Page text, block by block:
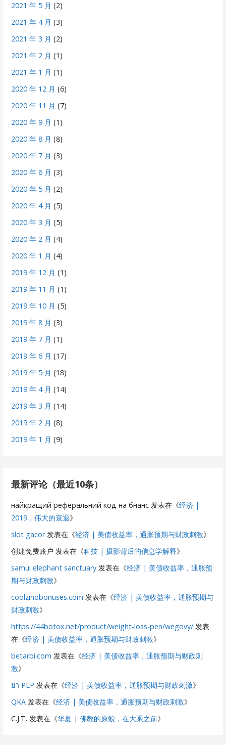
2021 年 5 月 (2)
2021 年 4 月 (3)
2021 年 3 月 (2)
2021 年 2 月 (1)
2021 年 1 月 (1)
2020 年 12 月 (6)
2020 年 11 月 (7)
2020 年 9 月 (1)
2020 年 8 月 (8)
2020 年 7 月 (3)
2020 年 6 月 (3)
2020 年 5 月 (2)
2020 年 4 月 (5)
2020 年 3 月 (5)
2020 年 2 月 (4)
2020 年 1 月 (4)
2019 年 12 月 (1)
2019 年 11 月 (1)
2019 年 10 月 (5)
2019 年 8 月 (3)
2019 年 7 月 (1)
2019 年 6 月 (17)
2019 年 5 月 (18)
2019 年 4 月 (14)
2019 年 3 月 (14)
2019 年 2 月 (8)
2019 年 1 月 (9)
最新评论（最近10条）
найкращий реферальний код на бнанс 发表在《经济 |
2019，伟大的衰退》
slot gacor发表在《经济 | 美债收益率，通胀预期与财政刺激》
创建免费账户 发表在《科技 | 摄影背后的信息学解释》
samui elephant sanctuary 发表在《经济 | 美债收益率，通胀预
期与财政刺激》
coolzinobonuses.com 发表在《经济 | 美债收益率，通胀预期与
财政刺激》
https://44botox.net/product/weight-loss-pen/wegovy/ 发表
在《经济 | 美债收益率，通胀预期与财政刺激》
betarbi.com 发表在《经济 | 美债收益率，通胀预期与财政刺
激》
ยา PEP 发表在《经济 | 美债收益率，通胀预期与财政刺激》
QKA 发表在《经济 | 美债收益率，通胀预期与财政刺激》
C.J.T. 发表在《华夏 | 佛教的原貌，在大乘之前》